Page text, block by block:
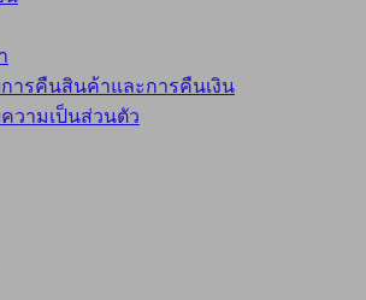
ารคืนสินค้าและการคืนเงิน
วามเป็นส่วนตัว